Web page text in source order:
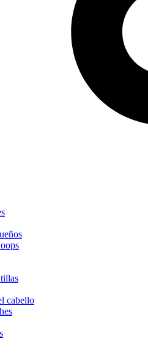
cabello